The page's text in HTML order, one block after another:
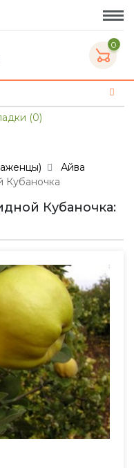
0
(0)
Айва
Кубаночка
Кубаночка: